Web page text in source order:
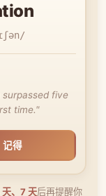
five
time."
记得
、7 天后再提醒你